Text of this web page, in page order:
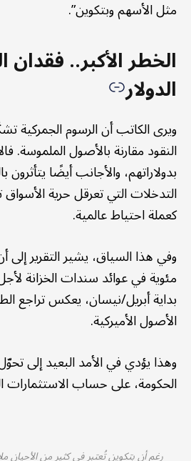
مثل الأسهم وبتكوين”.
الخطر الأكبر.. فقدان
الدولار
ويرى الكاتب أن الرسوم الجمركية
النقود مقارنة بالأصول الملموسة.
بدولاراتهم، والأجانب أيضًا يتأثرون
التدخلات التي تعرقل حرية الأسواق
كعملة احتياط عالمية.
وفي هذا السياق، يشير التقرير
مئوية في عوائد سندات الخزانة
بداية أبريل/نيسان، يعكس تراجع
الأصول الأميركية.
وهذا يؤدي في الأمد البعيد إلى
الحكومة، على حساب الاستثمارات
رغم أن بتكوين تُعتبر في كثير من الأحيان